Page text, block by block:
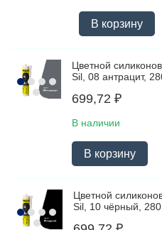
В корзину
Цветной
Sil, 08 антрацит,
699,72 ₽
В наличии
В корзину
Цветной
Sil, 10 чёрный,